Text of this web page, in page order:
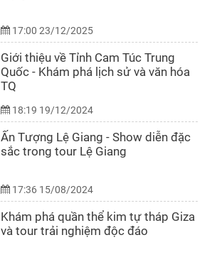
17:00 23/12/2025
Giới thiệu về Tỉnh Cam Túc Trung
Quốc - Khám phá lịch sử và văn hóa
TQ
18:19 19/12/2024
Ấn Tượng Lệ Giang - Show diễn đặc
sắc trong tour Lệ Giang
17:36 15/08/2024
Khám phá quần thể kim tự tháp Giza
và tour trải nghiệm độc đáo